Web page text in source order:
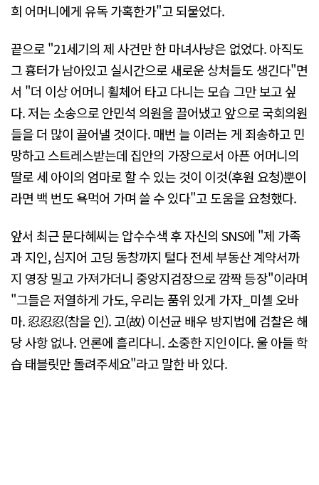
희 어머니에게 유독 가혹한가"고 되물었다.
끝으로 "21세기의 제 사건만 한 마녀사냥은 없었다. 아직도
그 흉터가 남아있고 실시간으로 새로운 상처들도 생긴다"면
서 "더 이상 어머니 휠체어 타고 다니는 모습 그만 보고 싶
다. 저는 소송으로 안민석 의원을 끌어냈고 앞으로 국회의원
들을 더 많이 끌어낼 것이다. 매번 늘 이러는 게 죄송하고 민
망하고 스트레스받는데 집안의 가장으로서 아픈 어머니의
딸로 세 아이의 엄마로 할 수 있는 것이 이것(후원 요청)뿐이
라면 백 번도 욕먹어 가며 쓸 수 있다"고 도움을 요청했다.
앞서 최근 문다혜씨는 압수수색 후 자신의 SNS에 "제 가족
과 지인, 심지어 고딩 동창까지 털다 전세 부동산 계약서까
지 영장 밀고 가져가더니 중앙지검장으로 깜짝 등장"이라며
"그들은 저열하게 가도, 우리는 품위 있게 가자_미셸 오바
마. 忍忍忍(참을 인). 고(故) 이선균 배우 방지법에 검찰은 해
당 사항 없나. 언론에 흘리다니. 소중한 지인이다. 울 아들 학
습 태블릿만 돌려주세요"라고 말한 바 있다.